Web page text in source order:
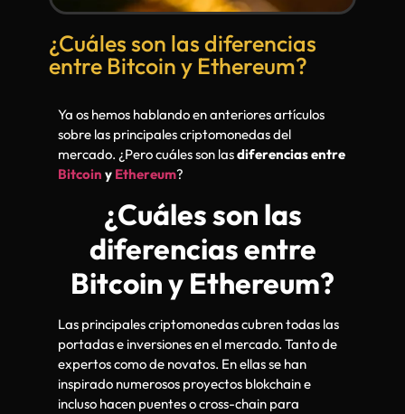
¿Cuáles son las diferencias
entre Bitcoin y Ethereum?
Ya os hemos hablando en anteriores artículos
sobre las principales criptomonedas del
mercado. ¿Pero cuáles son lasdiferencias entre
Bitcoin y Ethereum?
¿Cuáles son las
diferencias entre
Bitcoin y Ethereum?
Las principales criptomonedas cubren todas las
portadas e inversiones en el mercado. Tanto de
expertos como de novatos. En ellas se han
inspirado numerosos proyectos blokchain e
incluso hacen puentes o cross-chain para